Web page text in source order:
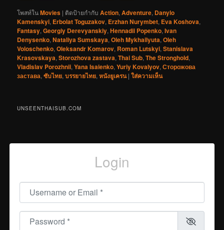
โพสท์ในMovies | ติดป้ายกำกับ Action,Adventure, Danylo
Kamenskyi, Erbolat Toguzakov, Erzhan Nurymbet, Eva Koshova,
Fantasy,Georgiy Derevyanskiy,Hennadii Popenko,Ivan
Denysenko,Nataliya Sumskaya,Oleh Mykhailyuta,Oleh
Voloschenko,Oleksandr Komarov, Roman Lutskyi,Stanislava
Krasovskaya,Storozhova zastava,Thai Sub,The Stronghold,
Vladislav Porozhnii,Yana Isaienko,Yuriy Kovalyov,Сторожова
застава,ซับไทย,บรรยายไทย,หนังยูเครน |ใส่ความเห็น
UNSEENTHAISUB.COM
Login
Username or Email
Password